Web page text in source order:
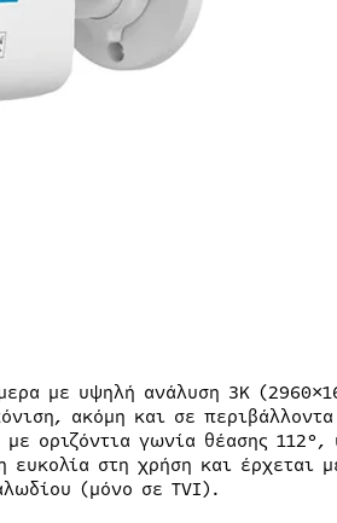
με υψηλή ανάλυση 3K
ακόμη και σε
οριζόντια γωνία θέασης 112°,
στη χρήση και έρχεται
(μόνο σε TVI).